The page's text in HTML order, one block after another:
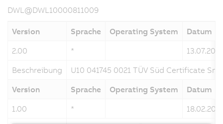
DWL@DWL10000811009
Version Sprache Operating System
Datum
2.00
*
Beschreibung
U10 041745 0021 TÜV Süd Certificate
Version
Sprache Operating System
Datum
1.00
*